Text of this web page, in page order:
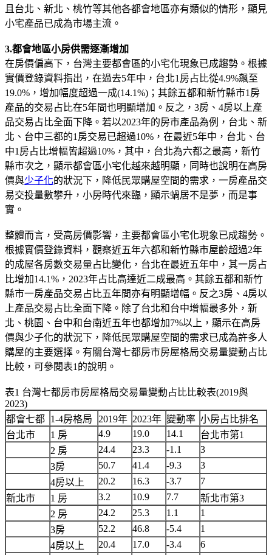
且台北、新北、桃竹等其他各都會地區亦有類似的情形，顯見
小宅產品已成為市場主流。
3.都會地區小房供需逐漸增加
在房價偏高下，台灣主要都會區的小宅化現象已成趨勢。根據
實價登錄資料指出，在過去5年中，台北1房占比從4.9%飆至
19.0%，增加幅度超過一成(14.1%)；其餘五都和新竹縣市1房
產品的交易占比在5年間也明顯增加。反之，3房、4房以上產
品交易占比全面下降。若以2023年的房市產品為例，台北、新
北、台中三都的1房交易已超過10%，在最近5年中，台北、台
中1房占比增幅皆超過10%，其中，台北為六都之最高，新竹
縣市次之，顯示都會區小宅化越來越明顯，同時也說明在高房
價與少子化的狀況下，降低民眾購屋空間的需求，一房產品交
易交投量數攀升，小房時代來臨，顯示蝸居不是夢，而是事
實。
整體而言，受高房價影響，主要都會區小宅化現象已成趨勢。
根據實價登錄資料，觀察近五年六都和新竹縣市屋齡超過2年
的成屋各房數交易量占比變化，台北在最近五年中，其一房占
比增加14.1%，2023年占比高達近二成最高。其餘五都和新竹
縣市一房產品交易占比五年間亦有明顯增幅。反之3房、4房以
上產品交易占比全面下降。除了台北和台中增幅最多外，新
北、桃園、台中和台南近五年也都增加7%以上，顯示在高房
價與少子化的狀況下，降低民眾購屋空間的需求已成為許多人
購屋的主要選擇。有關台灣七都房市房屋格局交易量變動占比
比較，可參閱表1的說明。
表1 台灣七都房市房屋格局交易量變動占比比較表(2019與
2023)
都會七都 1-4房格局 2019年 2023年 變動率 小房占比排名
台北市
1 房 4.9 19.0 14.1
台北市第1
2 房
24.4 23.3 -1.1
3
3房
50.7 41.4 -9.3
3
4房以上
20.2 16.3 -3.7
7
新北市
1 房 3.2 10.9 7.7
新北市第3
2 房
24.2 25.3 1.1
1
3房
52.2 46.8 -5.4
1
4房以上
20.4 17.0 -3.4
6